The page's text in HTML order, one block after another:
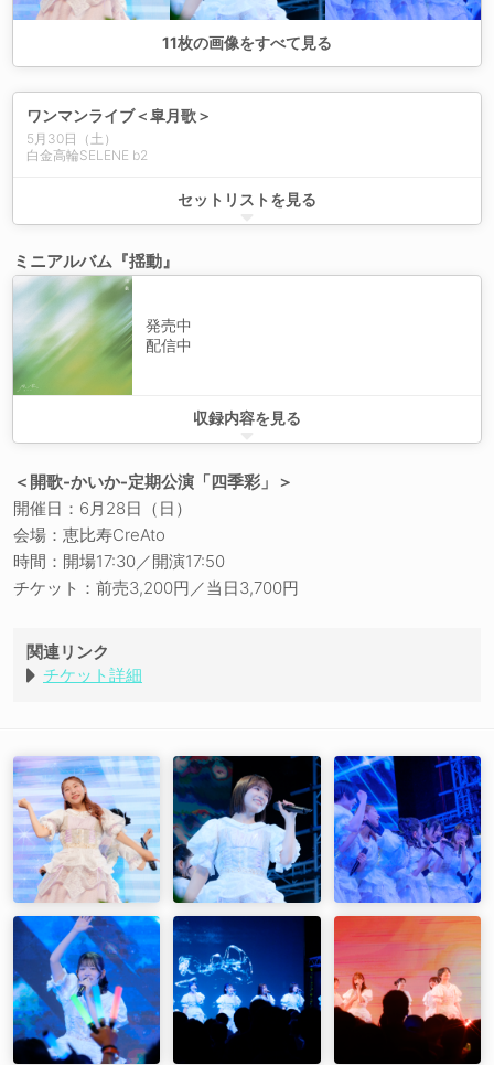
11枚の画像をすべて見る
ワンマンライブ＜皐月歌＞
5月30日（土）
白金高輪SELENE b2
シンデレラ・ステップ
セミロング
Pl(r)ayer
燦然-さんぜん-
はるかぜ
星雲少女
灯り
蝉時雨オーバードライブ
Blue Fantasia
Own
かいかのMUSIC
TimeTime
99色のブーケ
ねぇ I know
だれかに会えるなら
春は絆創膏
超明快自分自身
グランドマーチ
花々歌唄 -はなばなうたうた-
EN01. 歌の咲く島
セットリストを見る
ミニアルバム『揺動』
発売中
配信中
Dear Blue Bird
相思相愛 Let me know?
蝉時雨オーバードライブ
秋なので
LIFE
収録内容を見る
＜開歌-かいか-定期公演「四季彩」＞
開催日：6月28日（日）
会場：恵比寿CreAto
時間：開場17:30／開演17:50
チケット：前売3,200円／当日3,700円
関連リンク
チケット詳細